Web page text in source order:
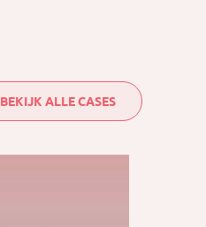
BEKIJK ALLE CASES